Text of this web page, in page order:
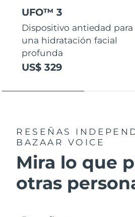
UFO™ 3
Dispositivo antiedad para
una hidratación facial
profunda
US$ 329
RESEÑAS
BAZAAR VOICE
Mira lo que
otras